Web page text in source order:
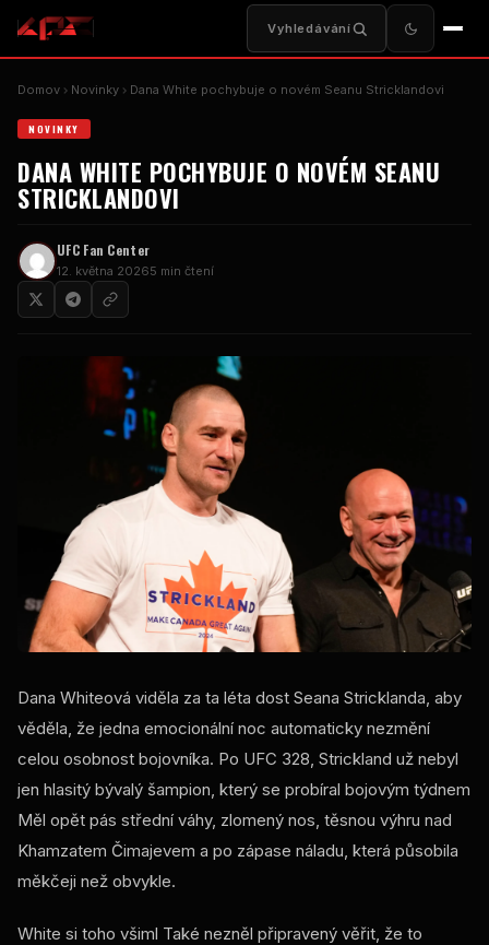
Vyhledávání
Domov Novinky Dana White pochybuje o novém Seanu Stricklandovi
NOVINKY
DANA WHITE POCHYBUJE O NOVÉM SEANU
STRICKLANDOVI
UFCFan Center
12. května 20265 min čtení
Dana Whiteová viděla za ta léta dost Seana Stricklanda, aby
věděla, že jedna emocionální noc automaticky nezmění
celou osobnost bojovníka. Po UFC 328, Strickland už nebyl
jen hlasitý bývalý šampion, který se probíral bojovým týdnem
Měl opět pás střední váhy, zlomený nos, těsnou výhru nad
Khamzatem Čimajevem a po zápase náladu, která působila
měkčeji než obvykle.
White si toho všiml Také nezněl připravený věřit, že to